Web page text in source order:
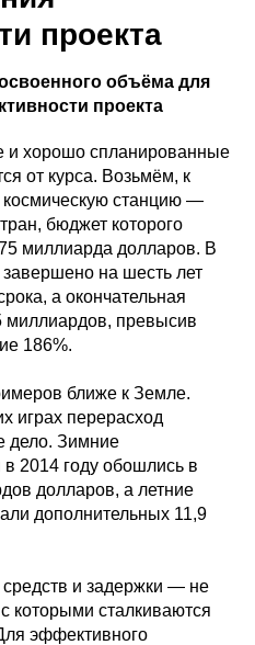
проекта
объёма для
проекта
хорошо спланированные
от курса. Возьмём, к
станцию —
бюджет которого
миллиарда долларов. В
завершено на шесть лет
а окончательная
миллиардов, превысив
186%.
ближе к Земле.
играх перерасход
дело. Зимние
2014 году обошлись в
долларов, а летние
дополнительных 11,9
и задержки — не
которыми сталкиваются
эффективного